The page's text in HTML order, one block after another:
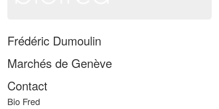
Frédéric Dumoulin
Marchés de Genève
Contact
Bio Fred